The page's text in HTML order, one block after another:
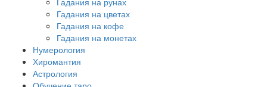
Гадания на цветах
Гадания на кофе
Гадания на монетах
Нумерология
Хиромантия
Астрология